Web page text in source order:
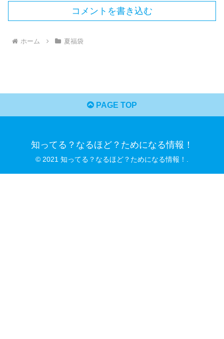
コメントを書き込む
ホーム 夏福袋
PAGE TOP
知ってる？なるほど？ためになる情報！
© 2021 知ってる？なるほど？ためになる情報！.